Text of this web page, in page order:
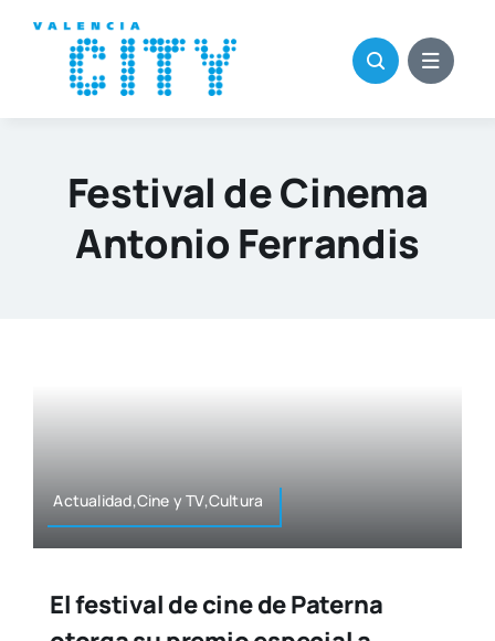
contenido
Festival de Cinema
Antonio Ferrandis
Actualidad,Cine y TV,Cultura
El festival de cine de Paterna